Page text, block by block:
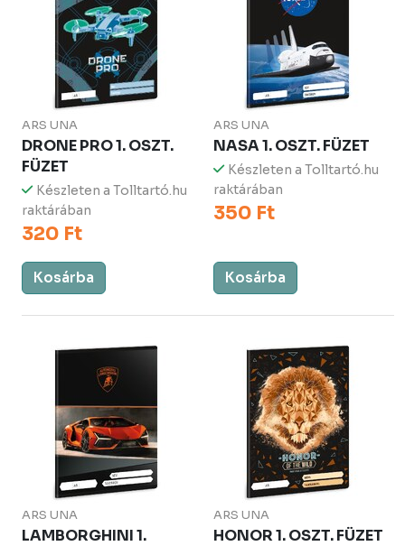
ARS UNA
DRONE PRO 1. OSZT.
FÜZET
Készleten a Tolltartó.hu
raktárában
320 Ft
Kosárba
ARS UNA
NASA 1. OSZT. FÜZET
Készleten a Tolltartó.hu
raktárában
350 Ft
Kosárba
ARS UNA
LAMBORGHINI 1.
ARS UNA
HONOR 1. OSZT. FÜZET